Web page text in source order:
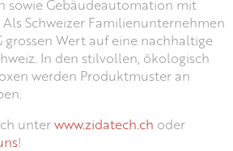
sowie Gebäudeautomation mit
Schweizer Familienunternehmen
grossen Wert auf eine nachhaltige
In den stilvollen, ökologisch
werden Produktmuster an
unterwww.zidatech.ch oder
!